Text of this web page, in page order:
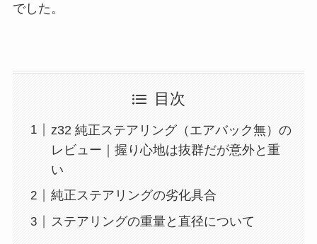
でした。
目次
z32 純正ステアリング（エアバック無）の
レビュー｜握り心地は抜群だが意外と重
い
純正ステアリングの劣化具合
ステアリングの重量と直径について